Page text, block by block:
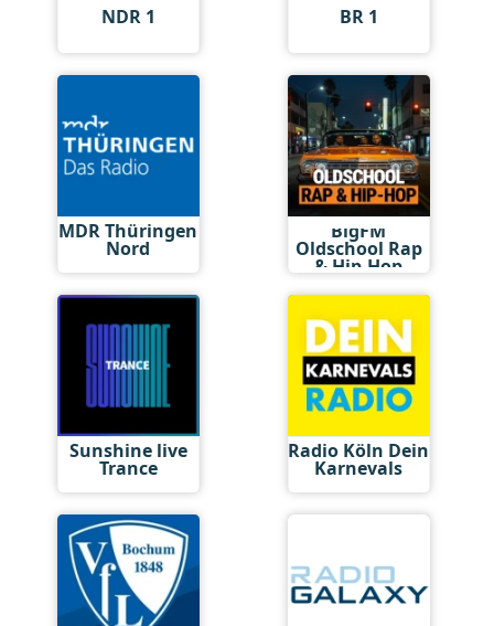
NDR 1 BR 1
MDR Thüringen
Nord
BigFM
Oldschool Rap
& Hip-Hop
Sunshine live
Trance
Radio Köln Dein
Karnevals